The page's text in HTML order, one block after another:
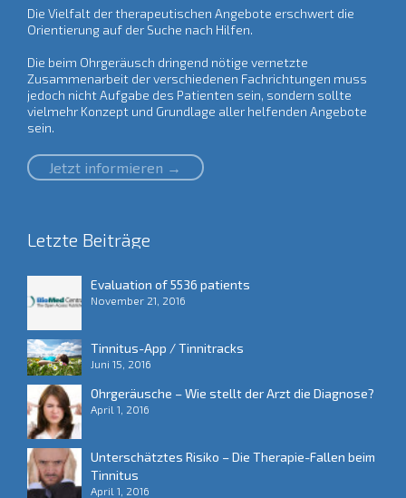
Die Vielfalt der therapeutischen Angebote erschwert die
Orientierung auf der Suche nach Hilfen.
Die beim Ohrgeräusch dringend nötige vernetzte
Zusammenarbeit der verschiedenen Fachrichtungen muss
jedoch nicht Aufgabe des Patienten sein, sondern sollte
vielmehr Konzept und Grundlage aller helfenden Angebote
sein.
Jetzt informieren →
Letzte Beiträge
Evaluation of 5536 patients
November 21, 2016
Tinnitus-App / Tinnitracks
Juni 15, 2016
Ohrgeräusche – Wie stellt der Arzt die Diagnose?
April 1, 2016
Unterschätztes Risiko – Die Therapie-Fallen beim
Tinnitus
April 1, 2016